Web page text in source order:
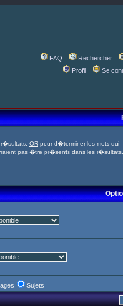
FAQ Rechercher
Profil
Se
OR pour d�terminer les mots qui
pas �tre pr�sents dans les r�sultats.
Sujets